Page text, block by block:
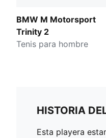
BMW M Motorsport
Trinity 2
Tenis para hombre
HISTORIA
Esta playera